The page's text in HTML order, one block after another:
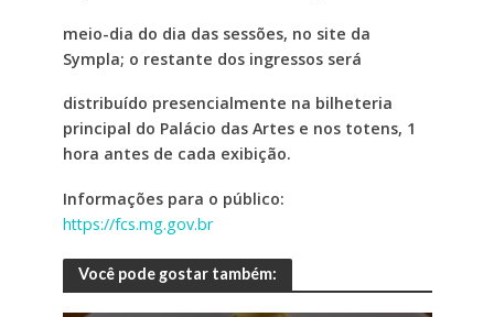
meio-dia do dia das sessões, no site da
Sympla; o restante dos ingressos será
distribuído presencialmente na bilheteria
principal do Palácio das Artes e nos totens, 1
hora antes de cada exibição.
Informações para o público:
https://fcs.mg.gov.br
Você pode gostar também: